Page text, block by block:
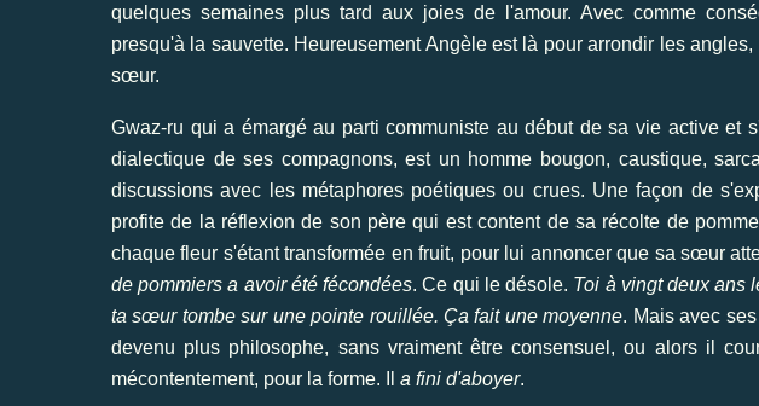
quelques semaines plus tard aux joies de l'amour. Avec comme
presqu'à la sauvette. Heureusement Angèle est là pour arrondir les
sœur.
Gwaz-ru qui a émargé au parti communiste au début de sa vie active et
dialectique de ses compagnons, est un homme bougon, caustique,
discussions avec les métaphores poétiques ou crues. Une façon de
profite de la réflexion de son père qui est content de sa récolte de
chaque fleur s'étant transformée en fruit, pour lui annoncer que sa sœur
de pommiers a avoir été fécondées. Ce qui le désole. Toi à vingt deux ans
ta sœur tombe sur une pointe rouillée. Ça fait une moyenne. Mais avec
devenu plus philosophe, sans vraiment être consensuel, ou alors il
mécontentement, pour la forme. Il a fini d'aboyer.